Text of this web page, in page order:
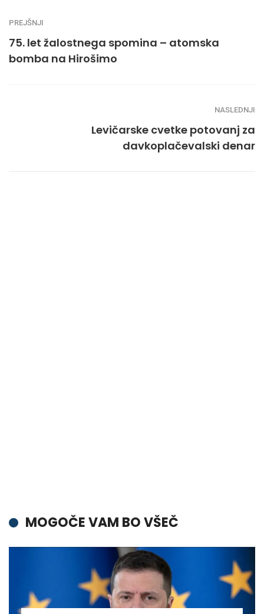
PREJŠNJI
75. let žalostnega spomina – atomska
bomba na Hirošimo
NASLEDNJI
Levičarske cvetke potovanj za
davkoplačevalski denar
MOGOČE VAM BO VŠEČ